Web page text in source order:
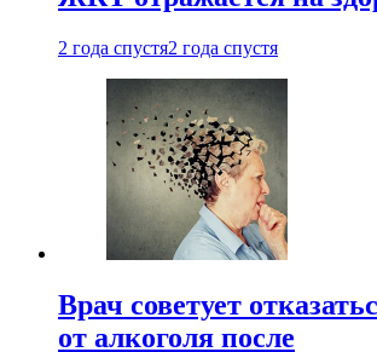
2 года спустя2 года спустя
Врач советует
от алкоголя после